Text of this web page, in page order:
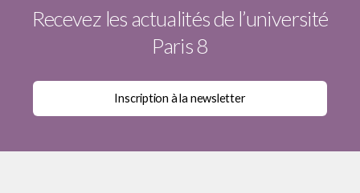
Recevez les actualités de l’université
Paris 8